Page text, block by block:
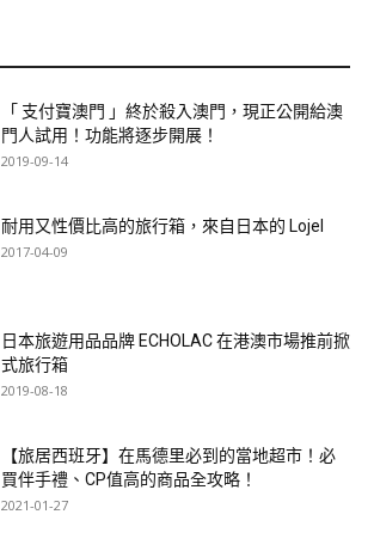
「 支付寶澳門 」終於殺入澳門，現正公開給澳
門人試用！功能將逐步開展！
2019-09-14
耐用又性價比高的旅行箱，來自日本的 Lojel
2017-04-09
日本旅遊用品品牌 ECHOLAC 在港澳市場推前掀
式旅行箱
2019-08-18
【旅居西班牙】在馬德里必到的當地超市！必
買伴手禮、CP值高的商品全攻略！
2021-01-27